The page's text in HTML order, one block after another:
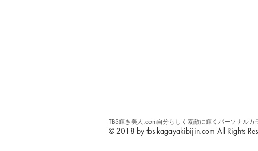
TBS輝き美人.com自分らしく素敵に輝くパーソナル
© 2018 by tbs-kagayakibijin.com All Rights